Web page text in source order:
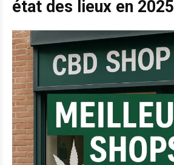
état des lieux en 2025